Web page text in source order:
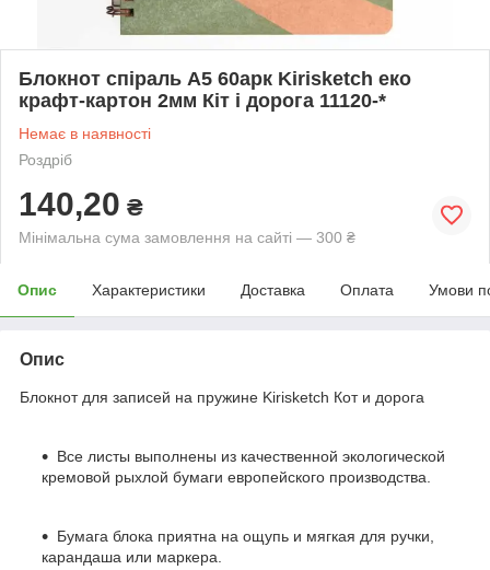
Блокнот спіраль А5 60арк Kirisketch еко
крафт-картон 2мм Кіт і дорога 11120-*
Немає в наявності
Роздріб
140,20 ₴
Мінімальна сума замовлення на сайті — 300 ₴
Опис Характеристики Доставка Оплата Умови
Опис
Блокнот для записей на пружине Kirisketch Кот и дорога
Все листы выполнены из качественной экологической
кремовой рыхлой бумаги европейского производства.
Бумага блока приятна на ощупь и мягкая для ручки,
карандаша или маркера.